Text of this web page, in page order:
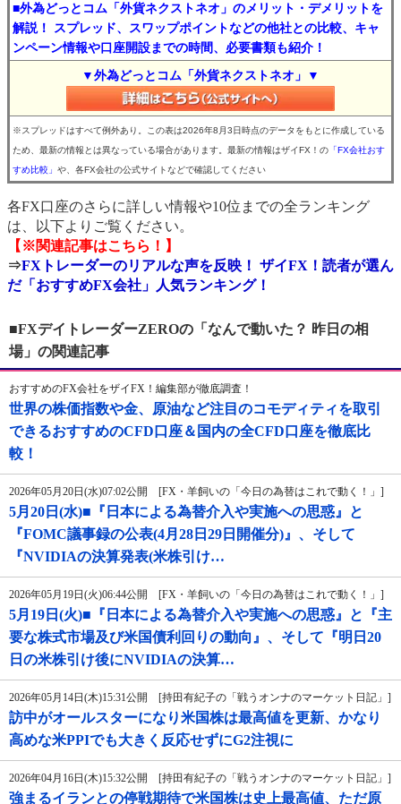
■外為どっとコム「外貨ネクストネオ」のメリット・デメリットを
解説！ スプレッド、スワップポイントなどの他社との比較、キャ
ンペーン情報や口座開設までの時間、必要書類も紹介！
▼外為どっとコム「外貨ネクストネオ」▼
※スプレッドはすべて例外あり。この表は2026年8月3日時点のデータをもとに作成している
ため、最新の情報とは異なっている場合があります。最新の情報はザイFX！の 「FX会社おす
すめ比較」 や、各FX会社の公式サイトなどで確認してください
各FX口座のさらに詳しい情報や10位までの全ランキング
は、以下よりご覧ください。
【※関連記事はこちら！】
⇒FXトレーダーのリアルな声を反映！ ザイFX！読者が選ん
だ「おすすめFX会社」人気ランキング！
■FXデイトレーダーZEROの「なんで動いた？ 昨日の相
場」の関連記事
おすすめのFX会社をザイFX！編集部が徹底調査！
世界の株価指数や金、原油など注目のコモディティを取引
できるおすすめのCFD口座＆国内の全CFD口座を徹底比
較！
2026年05月20日(水)07:02公開 [FX・羊飼いの「今日の為替はこれで動く！」]
5月20日(水)■『日本による為替介入や実施への思惑』と
『FOMC議事録の公表(4月28日29日開催分)』、そして
『NVIDIAの決算発表(米株引け…
2026年05月19日(火)06:44公開 [FX・羊飼いの「今日の為替はこれで動く！」]
5月19日(火)■『日本による為替介入や実施への思惑』と『主
要な株式市場及び米国債利回りの動向』、そして『明日20
日の米株引け後にNVIDIAの決算…
2026年05月14日(木)15:31公開 [持田有紀子の「戦うオンナのマーケット日記」]
訪中がオールスターになり米国株は最高値を更新、かなり
高めな米PPIでも大きく反応せずにG2注視に
2026年04月16日(木)15:32公開 [持田有紀子の「戦うオンナのマーケット日記」]
強まるイランとの停戦期待で米国株は史上最高値、ただ原